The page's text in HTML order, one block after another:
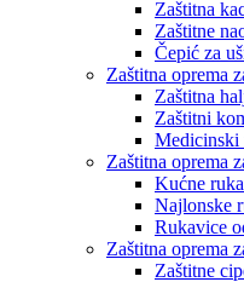
Zaštitna
Zaštitne
Čepić za
Zaštitna oprema
Zaštitna
Zaštitni
Medicinski
Zaštitna oprema
Kućne
Najlonske
Rukavice
Zaštitna oprema
Zaštitne